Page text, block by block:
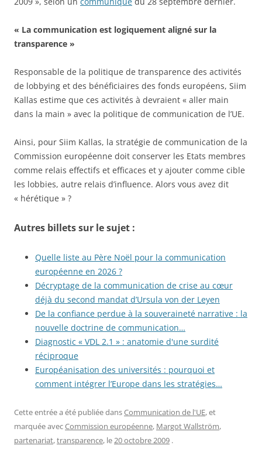
« La communication est logiquement aligné sur la
transparence »
Responsable de la politique de transparence des activités
de lobbying et des bénéficiaires des fonds européens, Siim
Kallas estime que ces activités à devraient « aller main
dans la main » avec la politique de communication de l’UE.
Ainsi, pour Siim Kallas, la stratégie de communication de la
Commission européenne doit conserver les Etats membres
comme relais effectifs et efficaces et y ajouter comme cible
les lobbies, autre relais d’influence. Alors vous avez dit
« hérétique » ?
Autres billets sur le sujet :
Quelle liste au Père Noël pour la communication
européenne en 2026 ?
Décryptage de la communication de crise au cœur
déjà du second mandat d’Ursula von der Leyen
De la confiance perdue à la souveraineté narrative : la
nouvelle doctrine de communication…
Diagnostic « VDL 2.1 » : anatomie d'une surdité
réciproque
Européanisation des universités : pourquoi et
comment intégrer l’Europe dans les stratégies…
Cette entrée a été publiée dansCommunication de l'UE, et
marquée avecCommission européenne, Margot Wallström,
partenariat,transparence, le20 octobre 2009 .